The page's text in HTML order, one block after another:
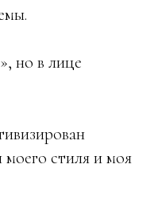
но в лице
моего стиля и моя